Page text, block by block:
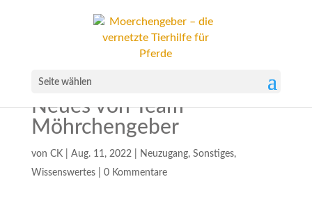
Seite wählen
Neues von Team
Möhrchengeber
von CK| Aug. 11, 2022| Neuzugang, Sonstiges,
Wissenswertes| 0 Kommentare